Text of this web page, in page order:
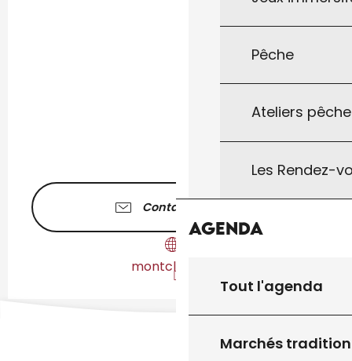
Pêche
Ateliers
Les Rendez-
Agenda
Tout l'agenda
Marchés
Contactez-nous
montclera.org